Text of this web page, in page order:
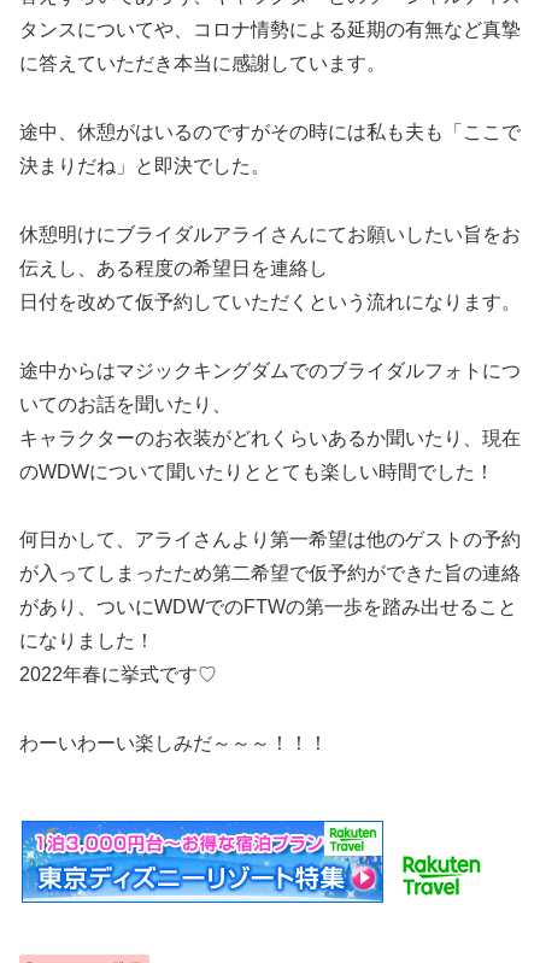
タンスについてや、コロナ情勢による延期の有無など真摯
に答えていただき本当に感謝しています。
途中、休憩がはいるのですがその時には私も夫も「ここで
決まりだね」と即決でした。
休憩明けにブライダルアライさんにてお願いしたい旨をお
伝えし、ある程度の希望日を連絡し
日付を改めて仮予約していただくという流れになります。
途中からはマジックキングダムでのブライダルフォトにつ
いてのお話を聞いたり、
キャラクターのお衣装がどれくらいあるか聞いたり、現在
のWDWについて聞いたりととても楽しい時間でした！
何日かして、アライさんより第一希望は他のゲストの予約
が入ってしまったため第二希望で仮予約ができた旨の連絡
があり、ついにWDWでのFTWの第一歩を踏み出せること
になりました！
2022年春に挙式です♡
わーいわーい楽しみだ～～～！！！